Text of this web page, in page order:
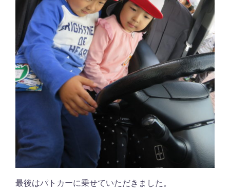
最後はパトカーに乗せていただきました。